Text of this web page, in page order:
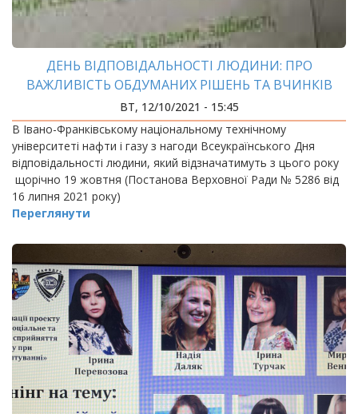
ДЕНЬ ВІДПОВІДАЛЬНОСТІ ЛЮДИНИ: ПРО
ВАЖЛИВІСТЬ ОБДУМАНИХ РІШЕНЬ ТА ВЧИНКІВ
ВТ, 12/10/2021 - 15:45
В Івано-Франківському національному технічному
університеті нафти і газу з нагоди Всеукраїнського Дня
відповідальності людини, який відзначатимуть з цього року
щорічно 19 жовтня (Постанова Верховної Ради № 5286 від
16 липня 2021 року)
Переглянути